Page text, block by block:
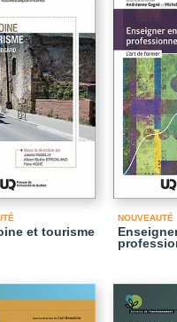
et tourisme
NOUVEAUTÉ